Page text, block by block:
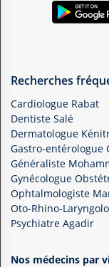
Recherches
Cardiologue Rabat
Dentiste Salé
Dermatologue
Gastro-entérologue
Généraliste
Gynécologue
Ophtalmologiste
Oto-Rhino-
Psychiatre Agadir
Nos médecins par